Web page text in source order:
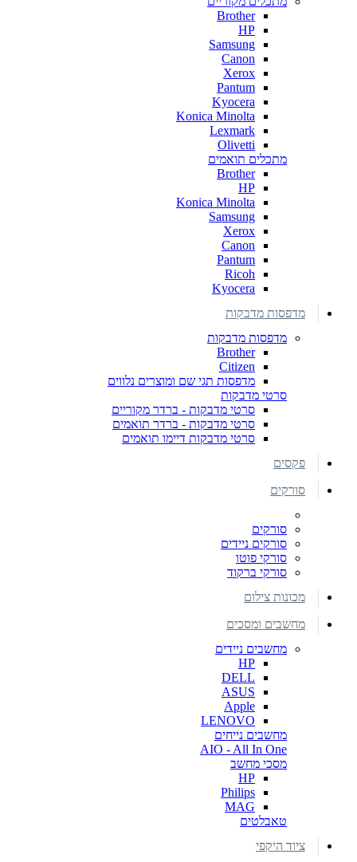
Brother
HP
Samsung
Canon
Xerox
Pantum
Kyocera
Konica Minolta
Lexmark
Olivetti
מתכלים תואמים
Brother
HP
Konica Minolta
Samsung
Xerox
Canon
Pantum
Ricoh
Kyocera
מדפסות מדבקות
מדפסות מדבקות
Brother
Citizen
מדפסות תגי שם ומוצרים נלווים
סרטי מדבקות
סרטי מדבקות - ברדר מקוריים
סרטי מדבקות - ברדר תואמים
סרטי מדבקות דיימו תואמים
פקסים
סורקים
סורקים
סורקים ניידים
סורקי פוטו
סורקי ברקוד
מכונות צילום
מחשבים ומסכים
מחשבים ניידים
HP
DELL
ASUS
Apple
LENOVO
מחשבים נייחים
AIO - All In One
מסכי מחשב
HP
Philips
MAG
טאבלטים
ציוד היקפי